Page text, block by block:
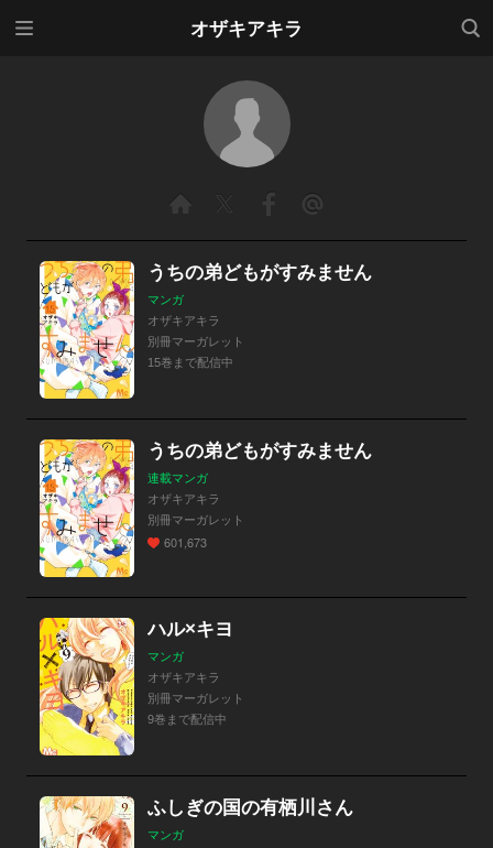
オザキアキラ
検索
うちの弟どもがすみません
マンガ
オザキアキラ
別冊マーガレット
15巻まで配信中
うちの弟どもがすみません
連載マンガ
オザキアキラ
別冊マーガレット
601,673
ハル×キヨ
マンガ
オザキアキラ
別冊マーガレット
9巻まで配信中
ふしぎの国の有栖川さん
マンガ